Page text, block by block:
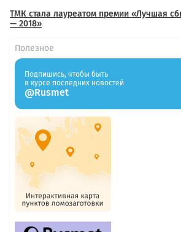
ТМК стала лауреатом премии «Лучшая
— 2018»
Полезное
Подпишись, чтобы быть
в курсе последних новостей
@Rusmet